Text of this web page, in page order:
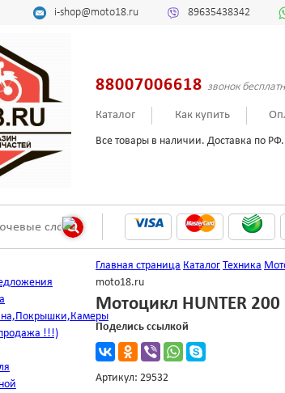
i-shop@moto18.ru 89635438342
88007006618 звонок
Каталог Как купить
Все товары в наличии. Доставка по РФ.
!!!)
Главная страница Каталог Техника
moto18.ru
Мотоцикл HUNTER
Поделись ссылкой
Артикул: 29532